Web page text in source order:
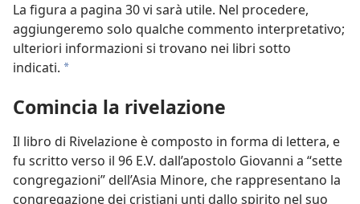
La figura a pagina 30 vi sarà utile. Nel procedere,
aggiungeremo solo qualche commento interpretativo;
ulteriori informazioni si trovano nei libri sotto
indicati. a
Comincia la rivelazione
Il libro di Rivelazione è composto in forma di lettera, e
fu scritto verso il 96 E.V. dall’apostolo Giovanni a “sette
congregazioni” dell’Asia Minore, che rappresentano la
congregazione dei cristiani unti dallo spirito nel suo